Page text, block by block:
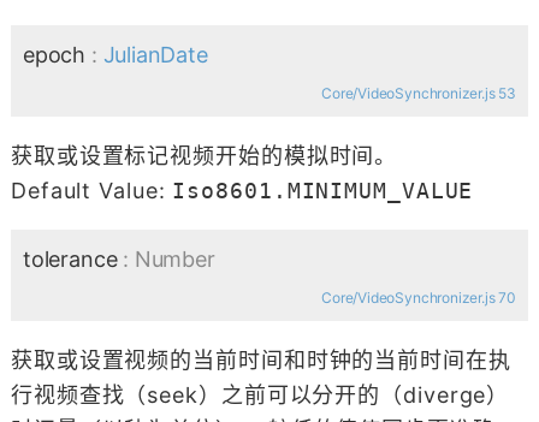
epoch : JulianDate
Core/VideoSynchronizer.js 53
获取或设置标记视频开始的模拟时间。
Default Value: Iso8601.MINIMUM_VALUE
tolerance: Number
Core/VideoSynchronizer.js 70
获取或设置视频的当前时间和时钟的当前时间在执
行视频查找（seek）之前可以分开的（diverge）